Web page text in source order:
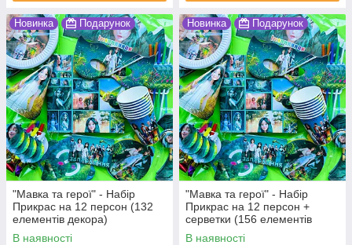
Новинка Подарунок
"Мавка та герої" - Набір
Прикрас на 12 персон (132
елементів декора)
В наявності
Новинка Подарунок
"Мавка та герої" - Набір
Прикрас на 12 персон +
серветки (156 елементів
декора)
В наявності